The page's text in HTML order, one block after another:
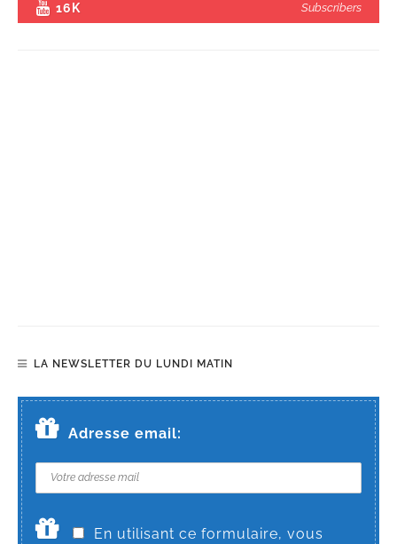
16K Subscribers
LA NEWSLETTER DU LUNDI MATIN
Adresse email:
En utilisant ce formulaire, vous